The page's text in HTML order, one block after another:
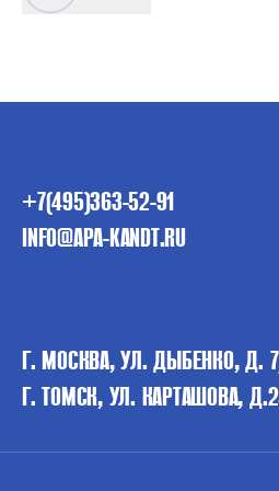
+7(495)363-52-91
INFO@APA-KANDT.RU
Г. МОСКВА, УЛ. ДЫБЕНКО, Д.
Г. ТОМСК, УЛ. КАРТАШОВА,